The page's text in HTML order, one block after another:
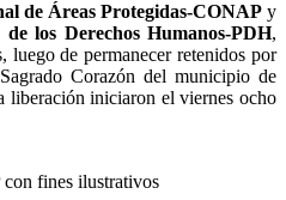
de Áreas Protegidas-CONAP y
los Derechos Humanos-PDH,
luego de permanecer retenidos por
Corazón del municipio de
liberación iniciaron el viernes ocho
fines ilustrativos